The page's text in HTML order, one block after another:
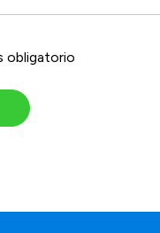
obligatorio